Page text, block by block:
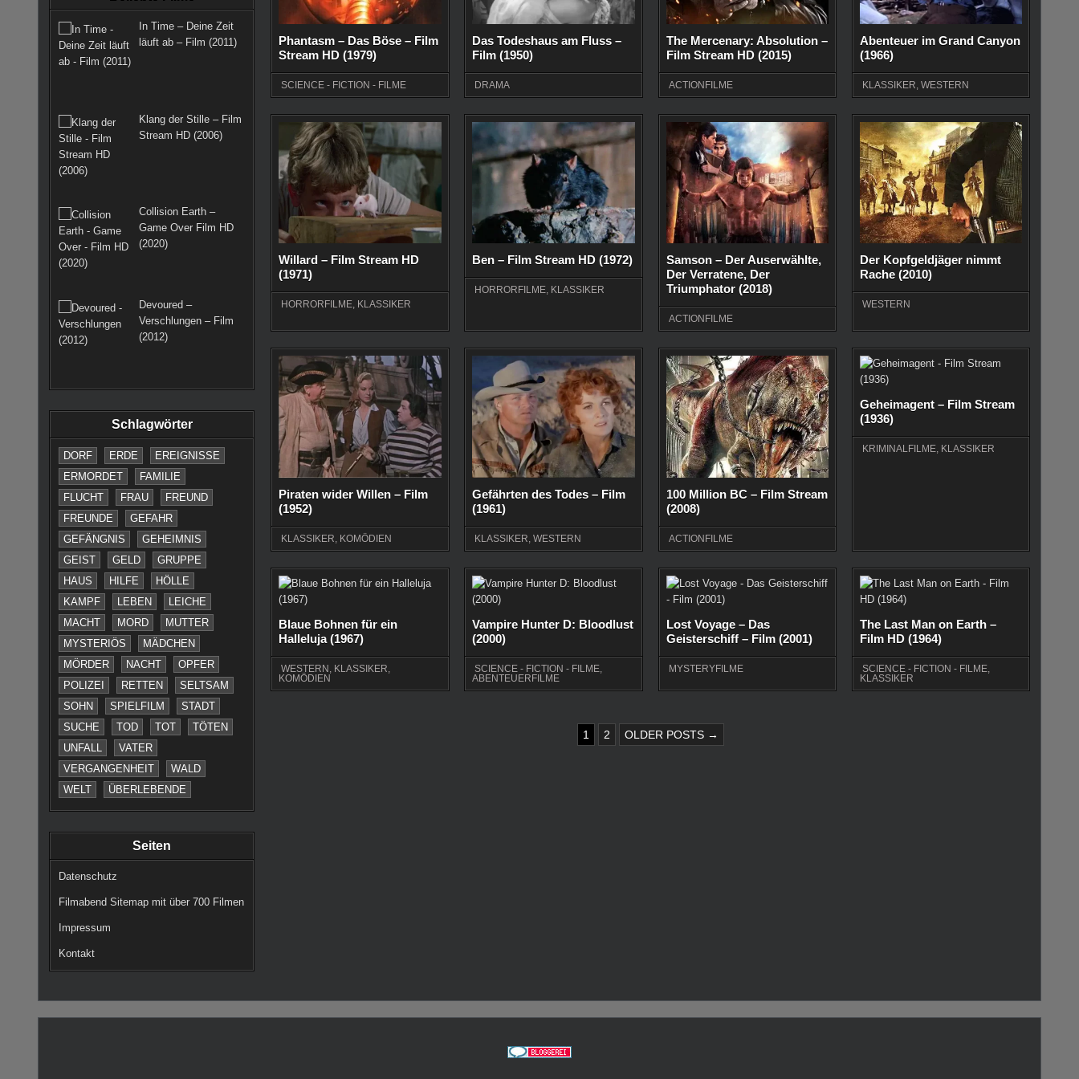
a
s
t
In Time – Deine Zeit
läuft ab – Film (2011)
Klang der Stille – Film
Stream HD (2006)
Collision Earth –
Game Over Film HD
(2020)
Devoured –
Verschlungen – Film
(2012)
Schlagwörter
DORF ERDE
EREIGNISSE
ERMORDET
FAMILIE
FLUCHT
FRAU
FREUND
FREUNDE
GEFAHR
GEFÄNGNIS
GEHEIMNIS
GEIST
GELD
GRUPPE
HAUS
HILFE
HÖLLE
KAMPF
LEBEN
LEICHE
MACHT
MORD
MUTTER
MYSTERIÖS
MÄDCHEN
MÖRDER
NACHT
OPFER
POLIZEI
RETTEN
SELTSAM
SOHN
SPIELFILM
STADT
SUCHE
TOD TOT
TÖTEN
UNFALL
VATER
VERGANGENHEIT
WALD
WELT
ÜBERLEBENDE
Seiten
Datenschutz
Filmabend Sitemap mit über 700 Filmen
Impressum
Kontakt
Phantasm – Das Böse – Film
Stream HD (1979)
SCIENCE - FICTION - FILME
Das Todeshaus am Fluss –
Film (1950)
DRAMA
The Mercenary: Absolution –
Film Stream HD (2015)
ACTIONFILME
Abenteuer im Grand Canyon
(1966)
KLASSIKER WESTERN
Willard – Film Stream HD
(1971)
HORRORFILME, KLASSIKER
Ben – Film Stream HD (1972)
HORRORFILME, KLASSIKER
Samson – Der Auserwählte,
Der Verratene, Der
Triumphator (2018)
ACTIONFILME
Der Kopfgeldjäger nimmt
Rache (2010)
WESTERN
Piraten wider Willen – Film
(1952)
KLASSIKER, KOMÖDIEN
Gefährten des Todes – Film
(1961)
KLASSIKER,WESTERN
100 Million BC – Film Stream
(2008)
ACTIONFILME
Geheimagent – Film Stream
(1936)
KRIMINALFILME, KLASSIKER
Blaue Bohnen für ein
Halleluja (1967)
WESTERN , KLASSIKER,
KOMÖDIEN
Vampire Hunter D: Bloodlust
(2000)
SCIENCE - FICTION - FILME,
ABENTEUERFILME
Lost Voyage – Das
Geisterschiff – Film (2001)
MYSTERYFILME
The Last Man on Earth –
Film HD (1964)
SCIENCE - FICTION - FILME,
KLASSIKER
1 2 OLDER POSTS →